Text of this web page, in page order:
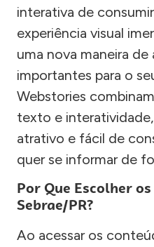
interativa de
experiência visual
uma nova maneira
importantes para o
Webstories
texto e
atrativo e fácil de
quer se informar de
Por Que Escolher
Sebrae/PR?
Ao acessar os